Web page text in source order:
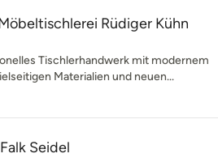
Rüdiger Kühn
Tischlerhandwerk mit modernem
Materialien und neuen...
Seidel